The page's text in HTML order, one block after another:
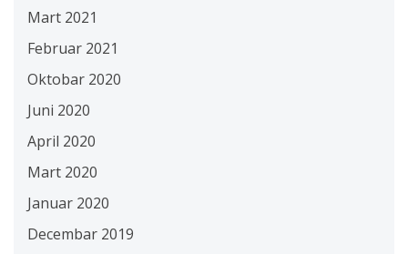
Mart 2021
Februar 2021
Oktobar 2020
Juni 2020
April 2020
Mart 2020
Januar 2020
Decembar 2019